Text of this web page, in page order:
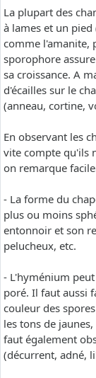
La plupart des
à lames et un pied
comme l'amanite,
sporophore
sa croissance. A
d'écailles sur le
(anneau, cortine,
En observant les
vite compte qu'ils
on remarque
- La forme du
plus ou moins
entonnoir et son
pelucheux, etc.
- L'hyménium
poré. Il faut aussi
couleur des
les tons de
faut également
(décurrent, adné,